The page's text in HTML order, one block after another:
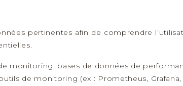
pertinentes afin de comprendre
monitoring, bases de données de
de monitoring (ex : Prometheus,